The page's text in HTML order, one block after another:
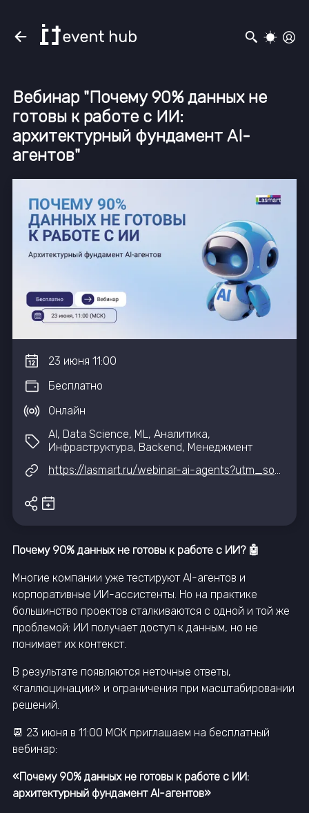
Вебинар "Почему 90% данных не
готовы к работе с ИИ:
архитектурный фундамент AI-
агентов"
23 июня 11:00
Бесплатно
Онлайн
AI, Data Science, ML, Аналитика,
Инфраструктура, Backend, Менеджмент
https://lasmart.ru/webinar-ai-agents?utm_source=iteventhub
Почему 90% данных не готовы к работе с ИИ? 🤖
Многие компании уже тестируют AI-агентов и
корпоративные ИИ-ассистенты. Но на практике
большинство проектов сталкиваются с одной и той же
проблемой: ИИ получает доступ к данным, но не
понимает их контекст.
В результате появляются неточные ответы,
«галлюцинации» и ограничения при масштабировании
решений.
📆 23 июня в 11:00 МСК приглашаем на бесплатный
вебинар:
«Почему 90% данных не готовы к работе с ИИ:
архитектурный фундамент AI-агентов»